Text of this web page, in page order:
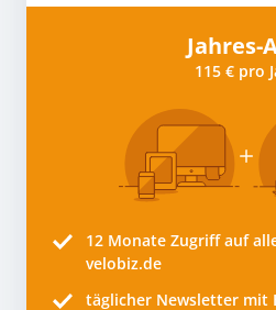
Jahres-
115 € pro
12 Monate Zugriff auf
velobiz.de
täglicher Newsletter mit